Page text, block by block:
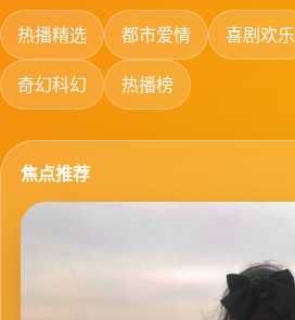
热播精选 都市爱情 喜剧欢乐
奇幻科幻 热播榜
焦点推荐